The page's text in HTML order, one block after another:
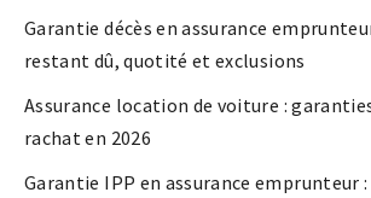
Garantie décès en assurance
restant dû, quotité et exclusions
Assurance location de voiture :
rachat en 2026
Garantie IPP en assurance emprunteur